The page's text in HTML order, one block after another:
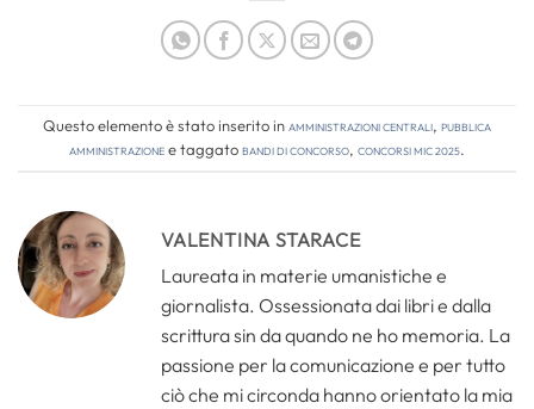
Questo elemento è stato inserito in Amministrazioni Centrali, Pubblica
amministrazionee taggatobandi di concorso, concorsi mic 2025.
VALENTINA STARACE
Laureata in materie umanistiche e
giornalista. Ossessionata dai libri e dalla
scrittura sin da quando ne ho memoria. La
passione per la comunicazione e per tutto
ciò che mi circonda hanno orientato la mia